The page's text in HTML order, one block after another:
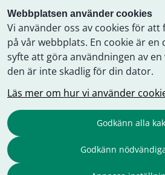
Webbplatsen använder cookies
Vi använder oss av cookies för
på vår webbplats. En cookie är en
syfte att göra användningen av
den är inte skadlig för din dator.
Läs mer om hur vi använder
Godkänn alla
Godkänn